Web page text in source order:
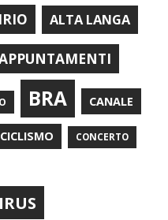
ALTA LANGA
BRA CANALE
CICLISMO CONCERTO